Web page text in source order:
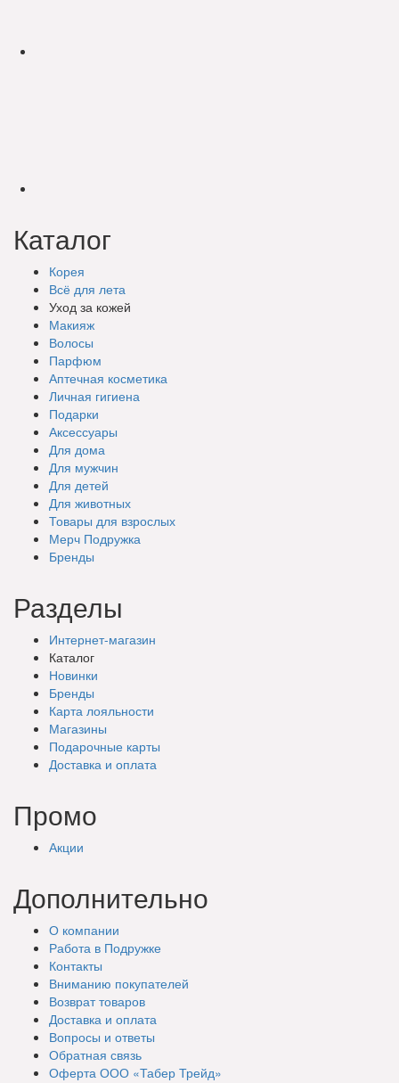
Каталог
Корея
Всё для лета
Уход за кожей
Макияж
Волосы
Парфюм
Аптечная косметика
Личная гигиена
Подарки
Аксессуары
Для дома
Для мужчин
Для детей
Для животных
Товары для взрослых
Мерч Подружка
Бренды
Разделы
Интернет-магазин
Каталог
Новинки
Бренды
Карта лояльности
Магазины
Подарочные карты
Доставка и оплата
Промо
Акции
Дополнительно
О компании
Работа в Подружке
Контакты
Вниманию покупателей
Возврат товаров
Доставка и оплата
Вопросы и ответы
Обратная связь
Оферта ООО «Табер Трейд»